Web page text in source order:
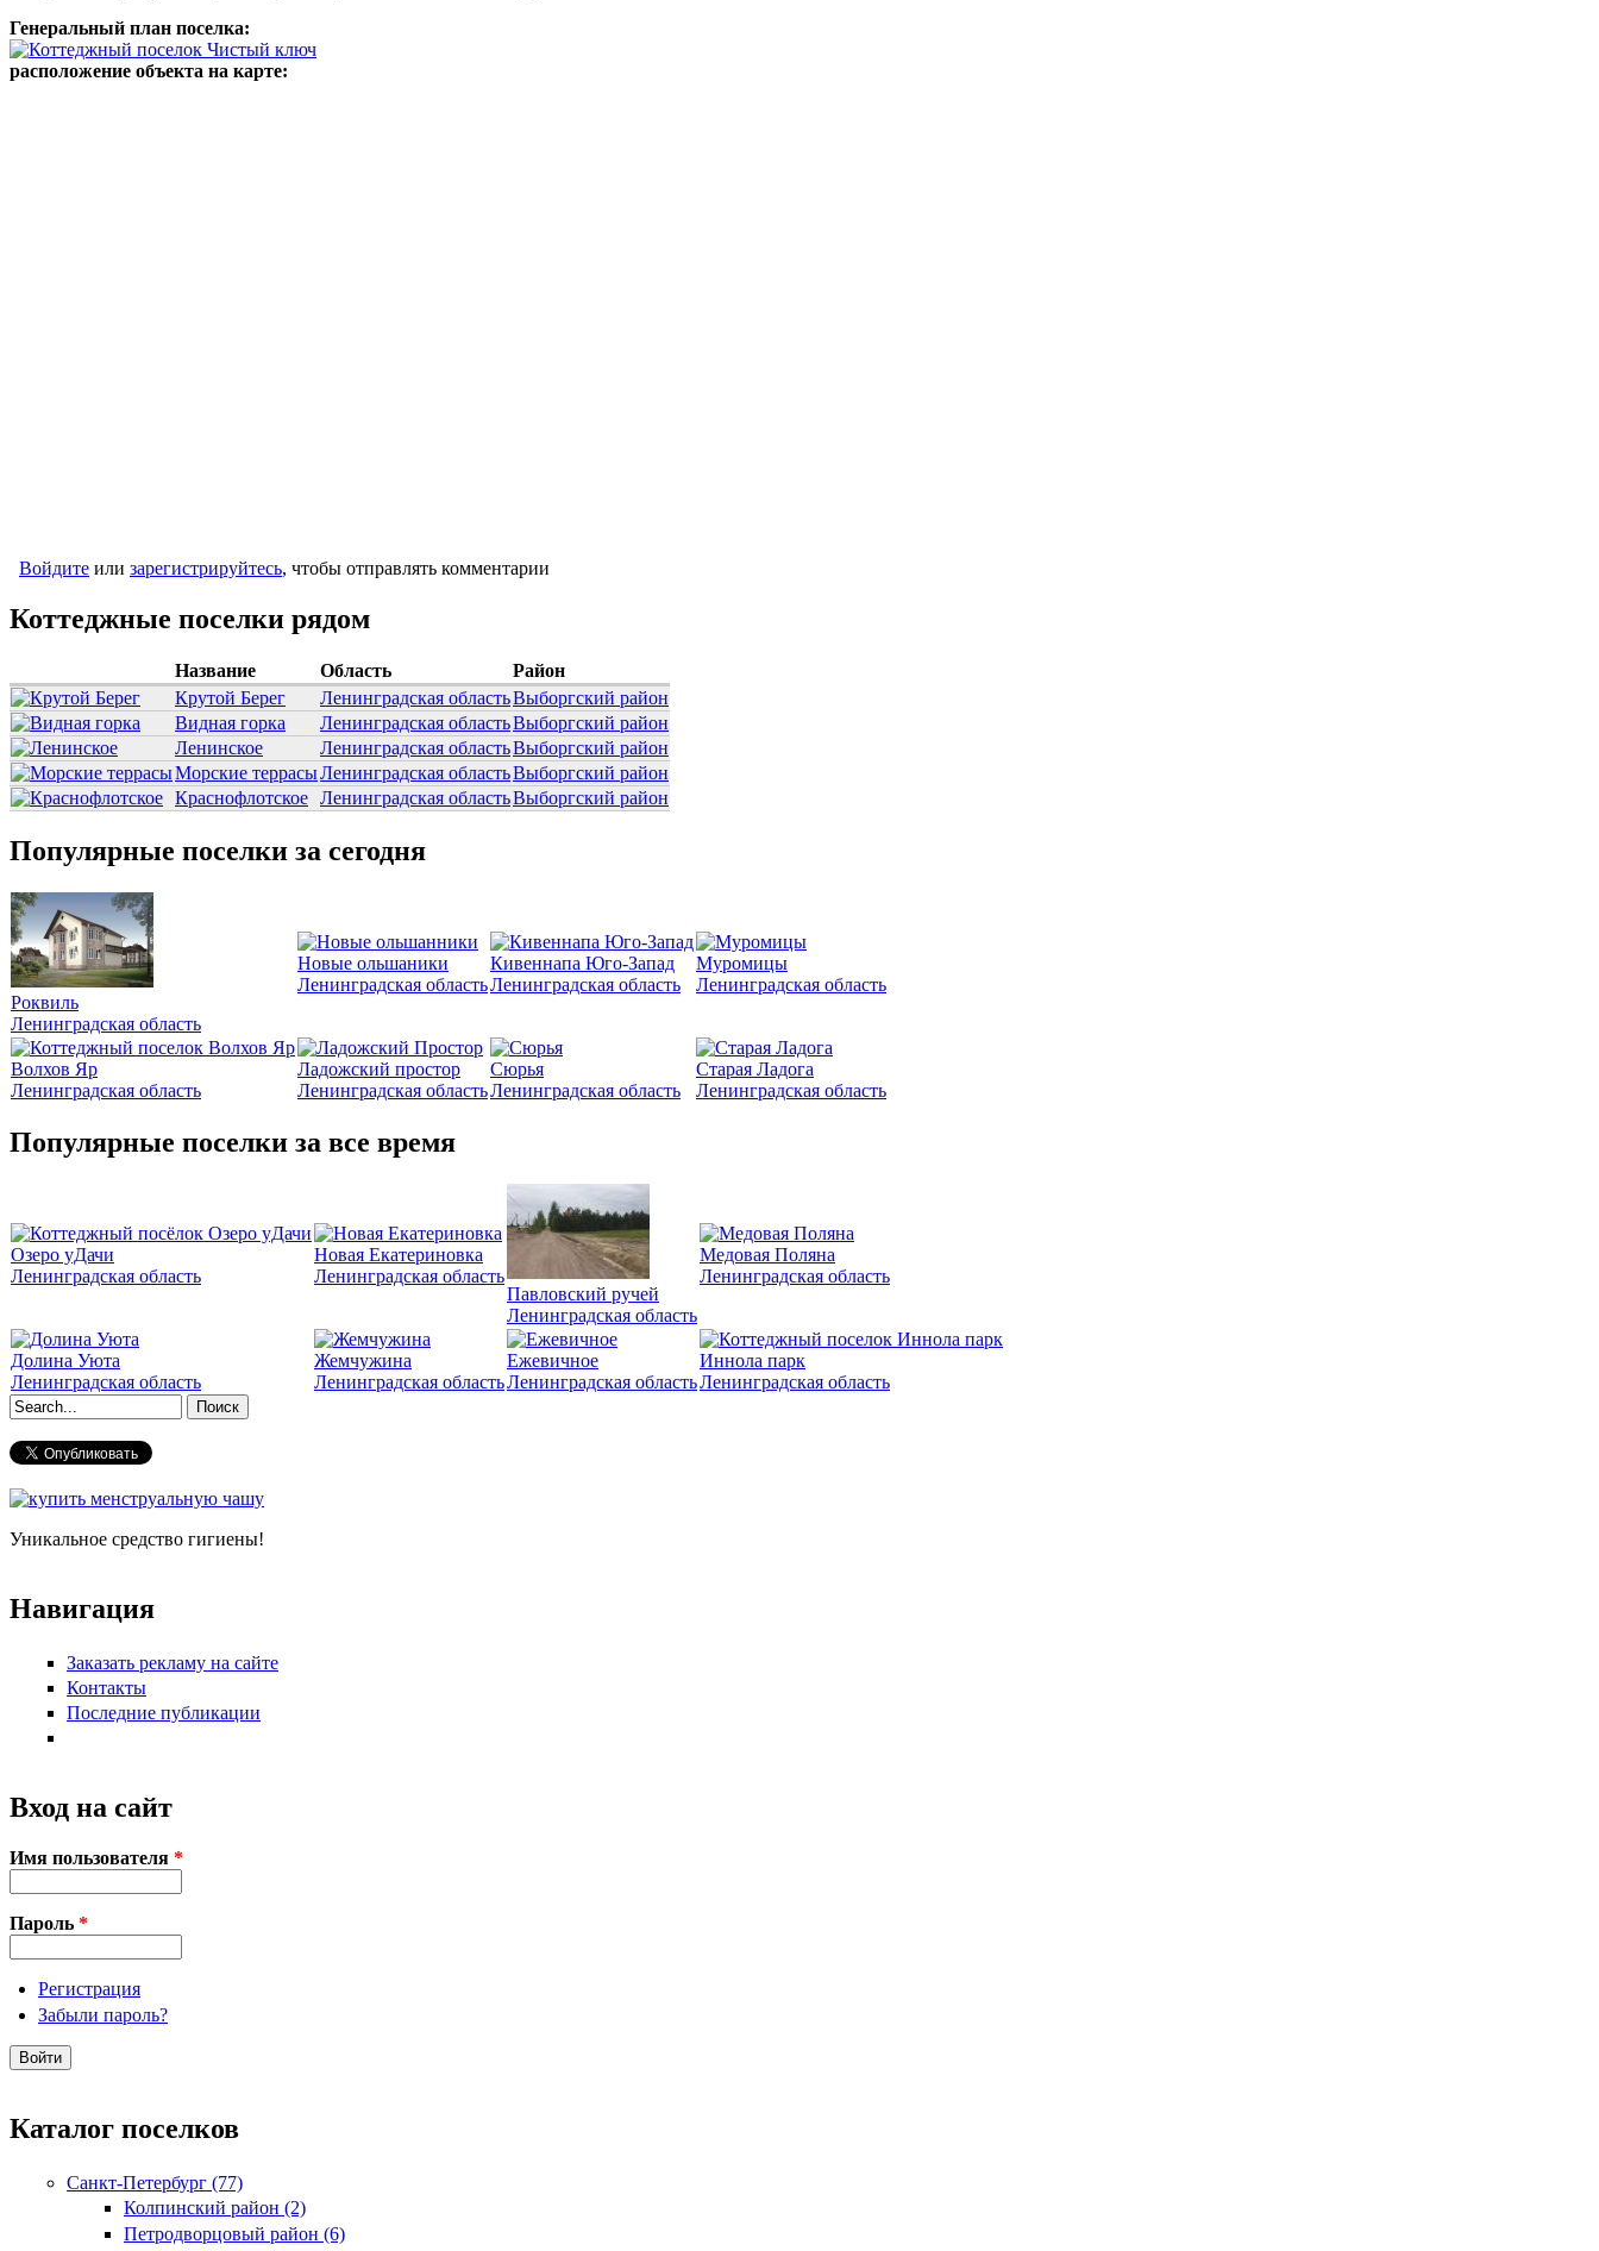
Генеральный план поселка:
расположение объекта на карте:
Войдите или зарегистрируйтесь, чтобы отправлять комментарии
Коттеджные поселки рядом
Название Область
Район
Крутой Берег
Ленинградская областьВыборгский район
Видная горка
Ленинградская областьВыборгский район
Ленинское
Ленинградская областьВыборгский район
Морские террасыЛенинградская областьВыборгский район
Краснофлотское Ленинградская областьВыборгский район
Популярные поселки за сегодня
Роквиль
Ленинградская область
Новые ольшаники
Ленинградская область
Кивеннапа Юго-Запад
Ленинградская область
Муромицы
Ленинградская область
Волхов Яр
Ленинградская область
Ладожский простор
Ленинградская область
Сюрья
Ленинградская область
Старая Ладога
Ленинградская область
Популярные поселки за все время
Озеро уДачи
Ленинградская область
Новая Екатериновка
Ленинградская область
Павловский ручей
Ленинградская область
Медовая Поляна
Ленинградская область
Долина Уюта
Ленинградская область
Жемчужина
Ленинградская область
Ежевичное
Ленинградская область
Иннола парк
Ленинградская область
Форма поиска
Уникальное средство гигиены!
Навигация
Заказать рекламу на сайте
Контакты
Последние публикации
Вход на сайт
Имя пользователя *
Пароль *
Регистрация
Забыли пароль?
Каталог поселков
Санкт-Петербург (77)
Колпинский район (2)
Петродворцовый район (6)